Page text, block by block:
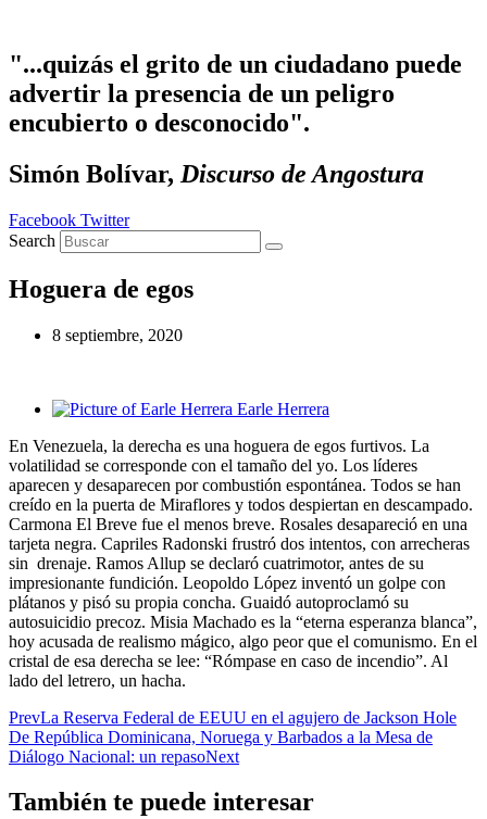
"...quizás el grito de un ciudadano puede
advertir la presencia de un peligro
encubierto o desconocido".
Simón Bolívar, Discurso de Angostura
Facebook Twitter
Search
Hoguera de egos
8 septiembre, 2020
Earle Herrera
En Venezuela, la derecha es una hoguera de egos furtivos. La
volatilidad se corresponde con el tamaño del yo. Los líderes
aparecen y desaparecen por combustión espontánea. Todos se han
creído en la puerta de Miraflores y todos despiertan en descampado.
Carmona El Breve fue el menos breve. Rosales desapareció en una
tarjeta negra. Capriles Radonski frustró dos intentos, con arrecheras
sin drenaje. Ramos Allup se declaró cuatrimotor, antes de su
impresionante fundición. Leopoldo López inventó un golpe con
plátanos y pisó su propia concha. Guaidó autoproclamó su
autosuicidio precoz. Misia Machado es la “eterna esperanza blanca”,
hoy acusada de realismo mágico, algo peor que el comunismo. En el
cristal de esa derecha se lee: “Rómpase en caso de incendio”. Al
lado del letrero, un hacha.
PrevLa Reserva Federal de EEUU en el agujero de Jackson Hole
De República Dominicana, Noruega y Barbados a la Mesa de
Diálogo Nacional: un repasoNext
También te puede interesar